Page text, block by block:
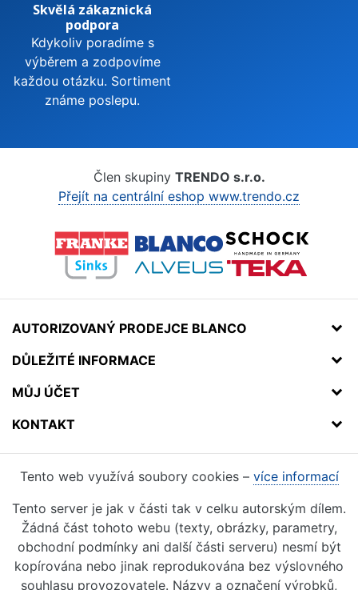
Skvělá zákaznická
podpora
Kdykoliv poradíme s
výběrem a zodpovíme
každou otázku. Sortiment
známe poslepu.
Člen skupiny TRENDO s.r.o.
Přejít na centrální eshop www.trendo.cz
AUTORIZOVANÝ PRODEJCE BLANCO
DŮLEŽITÉ INFORMACE
MŮJ ÚČET
KONTAKT
Tento web využívá soubory cookies – více informací
Tento server je jak v části tak v celku autorským dílem.
Žádná část tohoto webu (texty, obrázky, parametry,
obchodní podmínky ani další části serveru) nesmí být
kopírována nebo jinak reprodukována bez výslovného
souhlasu provozovatele. Názvy a označení výrobků,